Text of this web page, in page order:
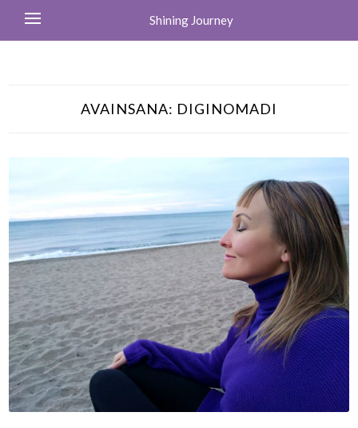
Shining Journey
AVAINSANA: DIGINOMADI